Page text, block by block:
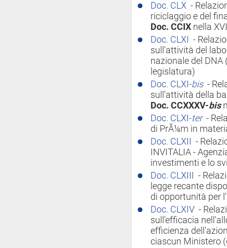
Doc. CLX -
riciclaggio e del
Doc. CCIX nella
Doc. CLXI
-
sull'attività del
nazionale del DNA
legislatura)
Doc. CLXI-bis -
sull'attività della
Doc. CCXXXV-bis
Doc. CLXI-ter -
di PrÃ¼m in
Doc. CLXII
-
INVITALIA -
investimenti e lo
Doc. CLXIII
-
legge recante
di opportunità per
Doc. CLXIV -
sull'efficacia
efficienza
ciascun Ministero